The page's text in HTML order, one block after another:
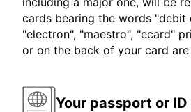
cards bearing the words "debit
"electron", "maestro", "ecard"
or on the back of your card
Your passport or ID